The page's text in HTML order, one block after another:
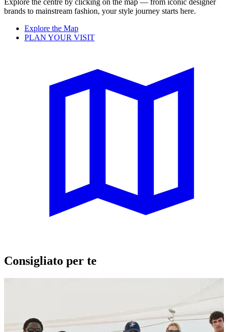
brands to mainstream fashion, your style journey starts here.
Explore the Map
PLAN YOUR VISIT
Consigliato per te